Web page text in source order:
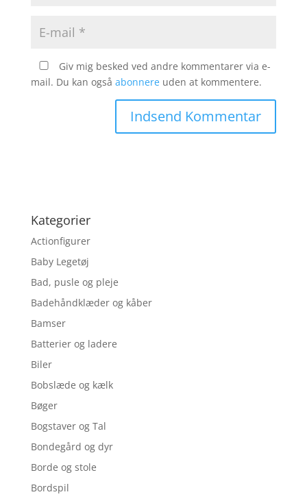
Giv mig besked ved andre kommentarer via e-
mail. Du kan også abonnereuden at kommentere.
Kategorier
Actionfigurer
Baby Legetøj
Bad, pusle og pleje
Badehåndklæder og kåber
Bamser
Batterier og ladere
Biler
Bobslæde og kælk
Bøger
Bogstaver og Tal
Bondegård og dyr
Borde og stole
Bordspil